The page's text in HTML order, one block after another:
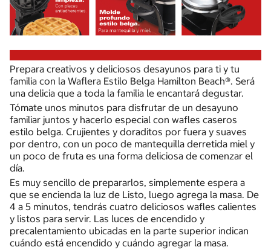
Prepara creativos y deliciosos desayunos para ti y tu
familia con la Waflera Estilo Belga Hamilton Beach®. Será
una delicia que a toda la familia le encantará degustar.
Tómate unos minutos para disfrutar de un desayuno
familiar juntos y hacerlo especial con wafles caseros
estilo belga. Crujientes y doraditos por fuera y suaves
por dentro, con un poco de mantequilla derretida miel y
un poco de fruta es una forma deliciosa de comenzar el
día.
Es muy sencillo de prepararlos, simplemente espera a
que se encienda la luz de Listo, luego agrega la masa. De
4 a 5 minutos, tendrás cuatro deliciosos wafles calientes
y listos para servir. Las luces de encendido y
precalentamiento ubicadas en la parte superior indican
cuándo está encendido y cuándo agregar la masa.